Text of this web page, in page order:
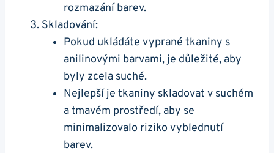
rozmazání barev.
Skladování:
Pokud ukládáte vyprané tkaniny s
anilinovými barvami, je důležité, aby
byly zcela suché.
Nejlepší je tkaniny skladovat v suchém
a tmavém prostředí, aby se
minimalizovalo riziko vyblednutí
barev.